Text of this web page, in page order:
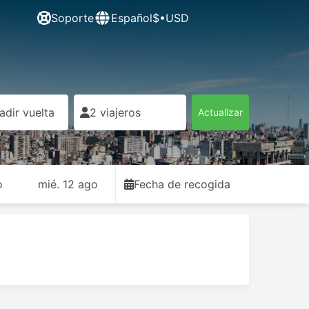
Soporte Español$•USD
vuelta 2 viajeros Actualizar
mié. 12 ago Fecha de recogida